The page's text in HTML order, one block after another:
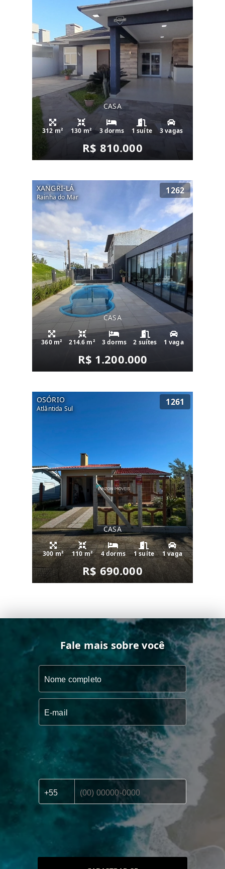
CASA
312 m² 130 m² 3 dorms 1 suíte 3 vagas
R$ 810.000
XANGRI-LÁ
Rainha do Mar
1262
CASA
360 m² 214.6 m² 3 dorms 2 suítes 1 vaga
R$ 1.200.000
OSÓRIO
Atlântida Sul
1261
CASA
300 m² 110 m² 4 dorms 1 suíte 1 vaga
R$ 690.000
Fale mais sobre você